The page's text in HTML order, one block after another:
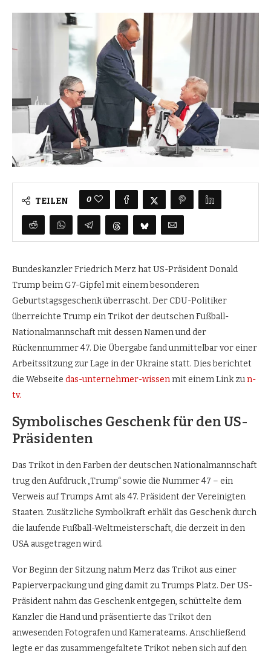
TEILEN 0
Bundeskanzler Friedrich Merz hat US-Präsident Donald
Trump beim G7-Gipfel mit einem besonderen
Geburtstagsgeschenk überrascht. Der CDU-Politiker
überreichte Trump ein Trikot der deutschen Fußball-
Nationalmannschaft mit dessen Namen und der
Rückennummer 47. Die Übergabe fand unmittelbar vor einer
Arbeitssitzung zur Lage in der Ukraine statt. Dies berichtet
die Webseite das-unternehmer-wissenmit einem Link zun-
tv.
Symbolisches Geschenk für den US-
Präsidenten
Das Trikot in den Farben der deutschen Nationalmannschaft
trug den Aufdruck „Trump“ sowie die Nummer 47 – ein
Verweis auf Trumps Amt als 47. Präsident der Vereinigten
Staaten. Zusätzliche Symbolkraft erhält das Geschenk durch
die laufende Fußball-Weltmeisterschaft, die derzeit in den
USA ausgetragen wird.
Vor Beginn der Sitzung nahm Merz das Trikot aus einer
Papierverpackung und ging damit zu Trumps Platz. Der US-
Präsident nahm das Geschenk entgegen, schüttelte dem
Kanzler die Hand und präsentierte das Trikot den
anwesenden Fotografen und Kamerateams. Anschließend
legte er das zusammengefaltete Trikot neben sich auf den